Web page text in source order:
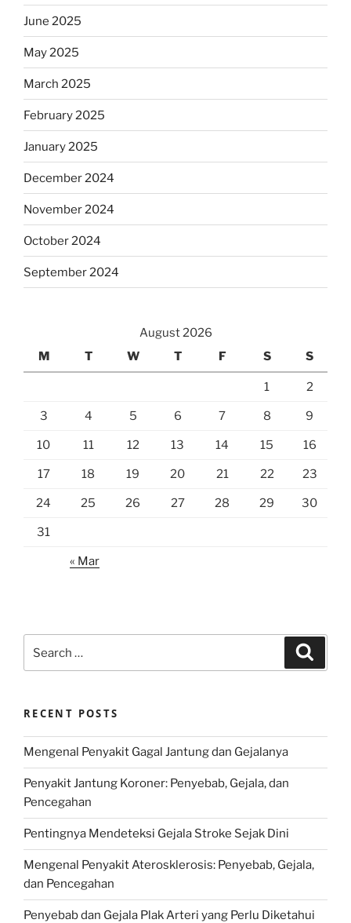
June 2025
May 2025
March 2025
February 2025
January 2025
December 2024
November 2024
October 2024
September 2024
August 2026
M
T W T F S S
1 2
3 4 5 6 7 8 9
10 11 12 13 14 15 16
17 18 19 20 21 22 23
24 25 26 27 28 29 30
31
« Mar
for:
RECENT POSTS
Mengenal Penyakit Gagal Jantung dan Gejalanya
Penyakit Jantung Koroner: Penyebab, Gejala, dan
Pencegahan
Pentingnya Mendeteksi Gejala Stroke Sejak Dini
Mengenal Penyakit Aterosklerosis: Penyebab, Gejala,
dan Pencegahan
Penyebab dan Gejala Plak Arteri yang Perlu Diketahui